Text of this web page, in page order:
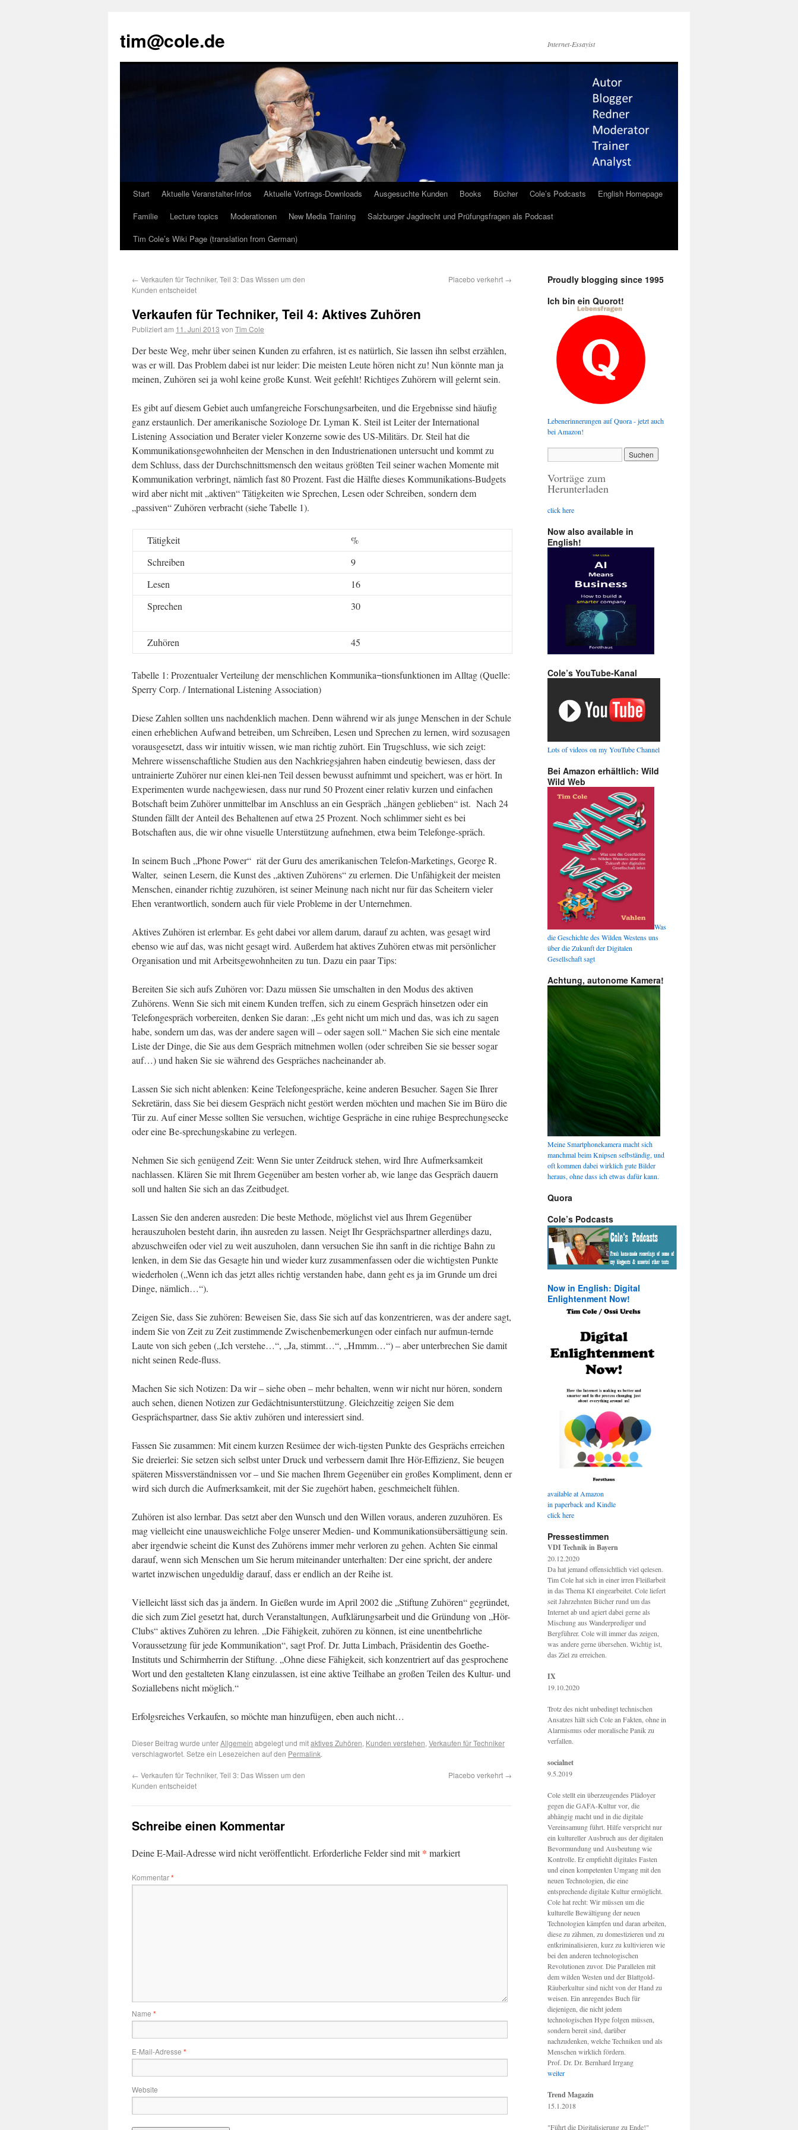
tim@cole.de Internet-Essayist
Start Aktuelle Veranstalter-Infos Aktuelle Vortrags-Downloads Ausgesuchte Kunden Books Bücher Cole’s Podcasts
English Homepage
Familie
Lecture topics Moderationen New Media Training
Salzburger Jagdrecht und Prüfungsfragen als Podcast
Tim Cole’s Wiki Page (translation from German)
← Verkaufen für Techniker, Teil 3: Das Wissen um den
Kunden entscheidet
Placebo verkehrt →
Verkaufen für Techniker, Teil 4: Aktives Zuhören
Publiziert am 11. Juni 2013 von Tim Cole
Der beste Weg, mehr über seinen Kunden zu erfahren, ist es natürlich, Sie lassen ihn selbst erzählen,
was er will. Das Problem dabei ist nur leider: Die meisten Leute hören nicht zu! Nun könnte man ja
meinen, Zuhören sei ja wohl keine große Kunst. Weit gefehlt! Richtiges Zuhörern will gelernt sein.
Es gibt auf diesem Gebiet auch umfangreiche Forschungsarbeiten, und die Ergebnisse sind häufig
ganz erstaunlich. Der amerikanische Soziologe Dr. Lyman K. Steil ist Leiter der International
Listening Association und Berater vieler Konzerne sowie des US-Militärs. Dr. Steil hat die
Kommunikationsgewohnheiten der Menschen in den Industrienationen untersucht und kommt zu
dem Schluss, dass der Durchschnittsmensch den weitaus größten Teil seiner wachen Momente mit
Kommunikation verbringt, nämlich fast 80 Prozent. Fast die Hälfte dieses Kommunikations-Budgets
wird aber nicht mit „aktiven“ Tätigkeiten wie Sprechen, Lesen oder Schreiben, sondern dem
„passiven“ Zuhören verbracht (siehe Tabelle 1).
Tätigkeit
%
Schreiben
9
Lesen
16
Sprechen
30
Zuhören 45
Tabelle 1: Prozentualer Verteilung der menschlichen Kommunika¬tionsfunktionen im Alltag (Quelle:
Sperry Corp. / International Listening Association)
Diese Zahlen sollten uns nachdenklich machen. Denn während wir als junge Menschen in der Schule
einen erheblichen Aufwand betreiben, um Schreiben, Lesen und Sprechen zu lernen, wird sozusagen
vorausgesetzt, dass wir intuitiv wissen, wie man richtig zuhört. Ein Trugschluss, wie sich zeigt:
Mehrere wissenschaftliche Studien aus den Nachkriegsjahren haben eindeutig bewiesen, dass der
untrainierte Zuhörer nur einen klei-nen Teil dessen bewusst aufnimmt und speichert, was er hört. In
Experimenten wurde nachgewiesen, dass nur rund 50 Prozent einer relativ kurzen und einfachen
Botschaft beim Zuhörer unmittelbar im Anschluss an ein Gespräch „hängen geblieben“ ist. Nach 24
Stunden fällt der Anteil des Behaltenen auf etwa 25 Prozent. Noch schlimmer sieht es bei
Botschaften aus, die wir ohne visuelle Unterstützung aufnehmen, etwa beim Telefonge-spräch.
In seinem Buch „Phone Power“ rät der Guru des amerikanischen Telefon-Marketings, George R.
Walter, seinen Lesern, die Kunst des „aktiven Zuhörens“ zu erlernen. Die Unfähigkeit der meisten
Menschen, einander richtig zuzuhören, ist seiner Meinung nach nicht nur für das Scheitern vieler
Ehen verantwortlich, sondern auch für viele Probleme in der Unternehmen.
Aktives Zuhören ist erlernbar. Es geht dabei vor allem darum, darauf zu achten, was gesagt wird
ebenso wie auf das, was nicht gesagt wird. Außerdem hat aktives Zuhören etwas mit persönlicher
Organisation und mit Arbeitsgewohnheiten zu tun. Dazu ein paar Tips:
Bereiten Sie sich aufs Zuhören vor: Dazu müssen Sie umschalten in den Modus des aktiven
Zuhörens. Wenn Sie sich mit einem Kunden treffen, sich zu einem Gespräch hinsetzen oder ein
Telefongespräch vorbereiten, denken Sie daran: „Es geht nicht um mich und das, was ich zu sagen
habe, sondern um das, was der andere sagen will – oder sagen soll.“ Machen Sie sich eine mentale
Liste der Dinge, die Sie aus dem Gespräch mitnehmen wollen (oder schreiben Sie sie besser sogar
auf…) und haken Sie sie während des Gespräches nacheinander ab.
Lassen Sie sich nicht ablenken: Keine Telefongespräche, keine anderen Besucher. Sagen Sie Ihrer
Sekretärin, dass Sie bei diesem Gespräch nicht gestört werden möchten und machen Sie im Büro die
Tür zu. Auf einer Messe sollten Sie versuchen, wichtige Gespräche in eine ruhige Besprechungsecke
oder eine Be-sprechungskabine zu verlegen.
Nehmen Sie sich genügend Zeit: Wenn Sie unter Zeitdruck stehen, wird Ihre Aufmerksamkeit
nachlassen. Klären Sie mit Ihrem Gegenüber am besten vorher ab, wie lange das Gespräch dauern
soll und halten Sie sich an das Zeitbudget.
Lassen Sie den anderen ausreden: Die beste Methode, möglichst viel aus Ihrem Gegenüber
herauszuholen besteht darin, ihn ausreden zu lassen. Neigt Ihr Gesprächspartner allerdings dazu,
abzuschweifen oder viel zu weit auszuholen, dann versuchen Sie ihn sanft in die richtige Bahn zu
lenken, in dem Sie das Gesagte hin und wieder kurz zusammenfassen oder die wichtigsten Punkte
wiederholen („Wenn ich das jetzt alles richtig verstanden habe, dann geht es ja im Grunde um drei
Dinge, nämlich…“).
Zeigen Sie, dass Sie zuhören: Beweisen Sie, dass Sie sich auf das konzentrieren, was der andere sagt,
indem Sie von Zeit zu Zeit zustimmende Zwischenbemerkungen oder einfach nur aufmun-ternde
Laute von sich geben („Ich verstehe…“, „Ja, stimmt…“, „Hmmm…“) – aber unterbrechen Sie damit
nicht seinen Rede-fluss.
Machen Sie sich Notizen: Da wir – siehe oben – mehr behalten, wenn wir nicht nur hören, sondern
auch sehen, dienen Notizen zur Gedächtnisunterstützung. Gleichzeitig zeigen Sie dem
Gesprächspartner, dass Sie aktiv zuhören und interessiert sind.
Fassen Sie zusammen: Mit einem kurzen Resümee der wich-tigsten Punkte des Gesprächs erreichen
Sie dreierlei: Sie setzen sich selbst unter Druck und verbessern damit Ihre Hör-Effizienz, Sie beugen
späteren Missverständnissen vor – und Sie machen Ihrem Gegenüber ein großes Kompliment, denn er
wird sich durch die Aufmerksamkeit, mit der Sie zugehört haben, geschmeichelt fühlen.
Zuhören ist also lernbar. Das setzt aber den Wunsch und den Willen voraus, anderen zuzuhören. Es
mag vielleicht eine unausweichliche Folge unserer Medien- und Kommunikationsübersättigung sein.
aber irgendwie scheint die Kunst des Zuhörens immer mehr verloren zu gehen. Achten Sie einmal
darauf, wenn sich Menschen um Sie herum miteinander unterhalten: Der eine spricht, der andere
wartet inzwischen ungeduldig darauf, dass er endlich an der Reihe ist.
Vielleicht lässt sich das ja ändern. In Gießen wurde im April 2002 die „Stiftung Zuhören“ gegründet,
die sich zum Ziel gesetzt hat, durch Veranstaltungen, Aufklärungsarbeit und die Gründung von „Hör-
Clubs“ aktives Zuhören zu lehren. „Die Fähigkeit, zuhören zu können, ist eine unentbehrliche
Voraussetzung für jede Kommunikation“, sagt Prof. Dr. Jutta Limbach, Präsidentin des Goethe-
Instituts und Schirmherrin der Stiftung. „Ohne diese Fähigkeit, sich konzentriert auf das gesprochene
Wort und den gestalteten Klang einzulassen, ist eine aktive Teilhabe an großen Teilen des Kultur- und
Soziallebens nicht möglich.“
Erfolgsreiches Verkaufen, so möchte man hinzufügen, eben auch nicht…
Dieser Beitrag wurde unterAllgemein abgelegt und mitaktives Zuhören, Kunden verstehen, Verkaufen für Techniker
verschlagwortet. Setze ein Lesezeichen auf den Permalink.
← Verkaufen für Techniker, Teil 3: Das Wissen um den
Kunden entscheidet
Placebo verkehrt →
Schreibe einen Kommentar
Deine E-Mail-Adresse wird nicht veröffentlicht. Erforderliche Felder sind mit* markiert
Kommentar*
Name *
E-Mail-Adresse *
Website
Proudly blogging since 1995
Ich bin ein Quorot!
Lebenerinnerungen auf Quora - jetzt auch
bei Amazon!
Vorträge zum
Herunterladen
click here
Now also available in
English!
Cole’s YouTube-Kanal
Lots of videos on my YouTube Channel
Bei Amazon erhältlich: Wild
Wild Web
Was
die Geschichte des Wilden Westens uns
über die Zukunft der Digitalen
Gesellschaft sagt
Achtung, autonome Kamera!
Meine Smartphonekamera macht sich
manchmal beim Knipsen selbständig, und
oft kommen dabei wirklich gute Bilder
heraus, ohne dass ich etwas dafür kann.
Quora
Cole’s Podcasts
Now in English: Digital
Enlightenment Now!
available at Amazon
in paperback and Kindle
click here
Pressestimmen
VDI Technik in Bayern
20.12.2020
Da hat jemand offensichtlich viel qelesen.
Tim Cole hat sich in einer irren Fleißarbeit
in das Thema KI eingearbeitet. Cole liefert
seit Jahrzehnten Bücher rund um das
Internet ab und agiert dabei gerne als
Mischung aus Wanderprediger und
Bergführer. Cole will immer das zeigen,
was andere gerne übersehen. Wichtig ist,
das Ziel zu erreichen.
IX
19.10.2020
Trotz des nicht unbedingt technischen
Ansatzes hält sich Cole an Fakten, ohne in
Alarmismus oder moralische Panik zu
verfallen.
socialnet
9.5.2019
Cole stellt ein überzeugendes Plädoyer
gegen die GAFA-Kultur vor, die
abhängig macht und in die digitale
Vereinsamung führt. Hilfe verspricht nur
ein kultureller Ausbruch aus der digitalen
Bevormundung und Ausbeutung wie
Kontrolle. Er empfiehlt digitales Fasten
und einen kompetenten Umgang mit den
neuen Technologien, die eine
entsprechende digitale Kultur ermöglicht.
Cole hat recht: Wir müssen um die
kulturelle Bewältigung der neuen
Technologien kämpfen und daran arbeiten,
diese zu zähmen, zu domestizieren und zu
entkriminalisieren, kurz zu kultivieren wie
bei den anderen technologischen
Revolutionen zuvor. Die Parallelen mit
dem wilden Westen und der Blattgold-
Räuberkultur sind nicht von der Hand zu
weisen. Ein anregendes Buch für
diejenigen, die nicht jedem
technologischen Hype folgen müssen,
sondern bereit sind, darüber
nachzudenken, welche Techniken und als
Menschen wirklich fördern.
Prof. Dr. Dr. Bernhard Irrgang
weiter
Trend Magazin
15.1.2018
"Führt die Digitalisierung zu Ende!"